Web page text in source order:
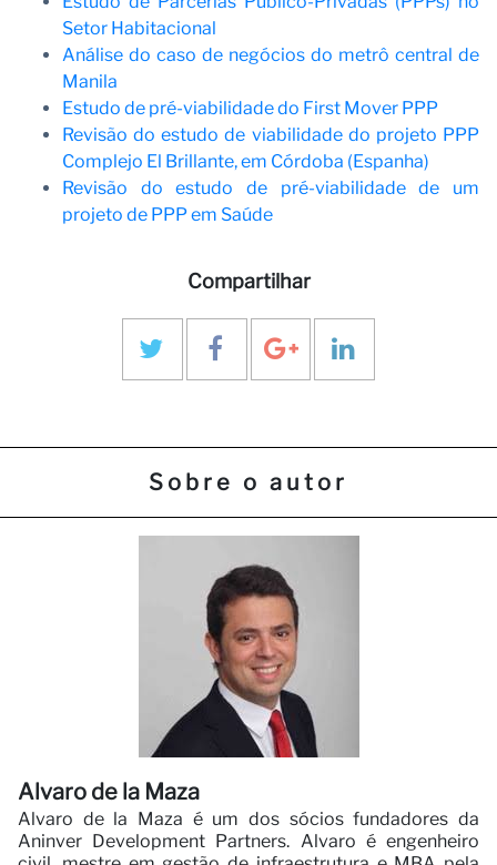
Setor Habitacional
Análise do caso de negócios do metrô central de
Manila
Estudo de pré-viabilidade do First Mover PPP
Revisão do estudo de viabilidade do projeto PPP
Complejo El Brillante, em Córdoba (Espanha)
Revisão do estudo de pré-viabilidade de um
projeto de PPP em Saúde
Compartilhar
Sobre o autor
Alvaro de la Maza
Alvaro de la Maza é um dos sócios fundadores da
Aninver Development Partners. Alvaro é engenheiro